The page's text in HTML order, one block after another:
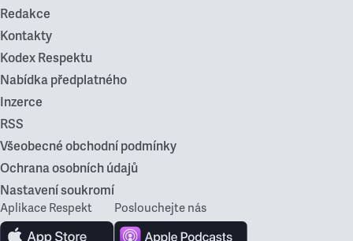
Redakce
Kontakty
Kodex Respektu
Nabídka předplatného
Inzerce
RSS
Všeobecné obchodní podmínky
Ochrana osobních údajů
Nastavení soukromí
Aplikace Respekt Poslouchejte nás